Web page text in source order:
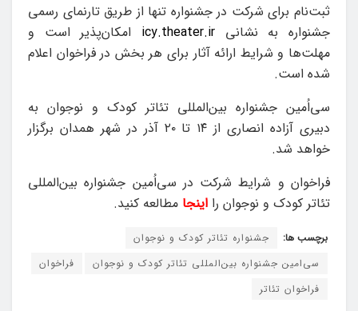
ثبت‌نام برای شرکت در جشنواره تنها از طریق تارنمای رسمی
جشنواره به نشانی icy.theater.ir امکان‌پذیر است و
مهلت‌ها و شرایط ارائه آثار برای هر بخش در فراخوان اعلام
شده است.
سی‌اُمین جشنواره بین‌المللی تئاتر کودک و نوجوان به
دبیری آزاده انصاری از ۱۴ تا ۲۰ آذر در شهر همدان برگزار
خواهد شد.
فراخوان و شرایط شرکت در سی‌اُمین جشنواره بین‌المللی
تئاتر کودک و نوجوان را اینجا مطالعه کنید.
برچسب ها:
جشنواره تئاتر کودک و نوجوان
سی‌امین جشنواره بین‌المللی تئاتر کودک و نوجوان
فراخوان
فراخوان تئاتر